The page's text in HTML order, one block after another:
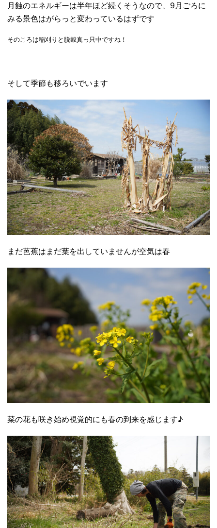
月蝕のエネルギーは半年ほど続くそうなので、9月ごろに
みる景色はがらっと変わっているはずです
そのころは稲刈りと脱穀真っ只中ですね！
そして季節も移ろいでいます
まだ芭蕉はまだ葉を出していませんが空気は春
菜の花も咲き始め視覚的にも春の到来を感じます♪